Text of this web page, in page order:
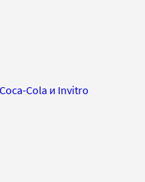
Cola и Invitro